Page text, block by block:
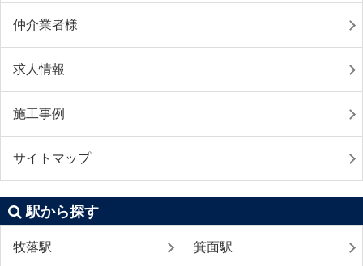
仲介業者様
求人情報
施工事例
サイトマップ
駅から探す
牧落駅 箕面駅